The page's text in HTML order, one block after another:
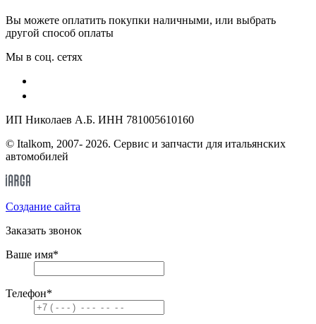
Вы можете оплатить покупки наличными, или выбрать
другой способ оплаты
Мы в соц. сетях
ИП Николаев А.Б. ИНН 781005610160
© Italkom, 2007- 2026. Сервис и запчасти для итальянских
автомобилей
Cоздание сайта
Заказать звонок
Ваше имя*
Телефон*